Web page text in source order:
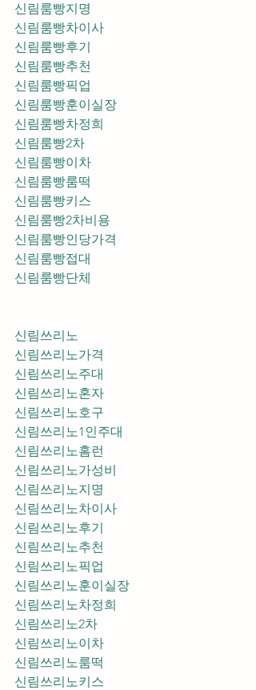
신림룸빵지명
신림룸빵차이사
신림룸빵후기
신림룸빵추천
신림룸빵훈이실장
신림룸빵차정희
신림룸빵2차
신림룸빵이차
신림룸빵룸떡
신림룸빵키스
신림룸빵2차비용
신림룸빵인당가격
신림룸빵접대
신림룸빵단체
신림쓰리노
신림쓰리노가격
신림쓰리노주대
신림쓰리노혼자
신림쓰리노호구
신림쓰리노1인주대
신림쓰리노홈런
신림쓰리노가성비
신림쓰리노지명
신림쓰리노차이사
신림쓰리노후기
신림쓰리노추천
신림쓰리노훈이실장
신림쓰리노차정희
신림쓰리노2차
신림쓰리노이차
신림쓰리노룸떡
신림쓰리노키스